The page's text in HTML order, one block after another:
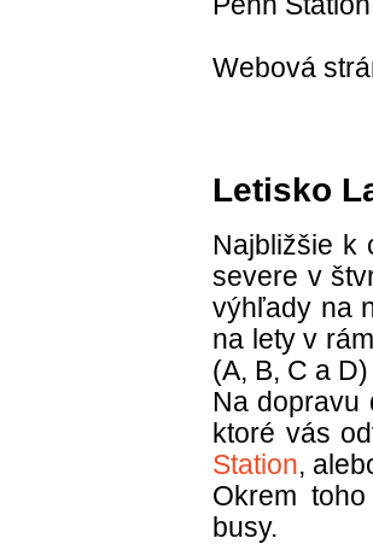
Webová
Letisko
Najbližšie k
severe v
výhľady na
na lety v
(A, B, C a
Na dopravu
ktoré vás
Station,
Okrem
busy.